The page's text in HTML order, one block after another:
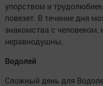
упорством и
повезет. В течение дня
знакомства с
неравнодушны.
Водолей
Сложный день для